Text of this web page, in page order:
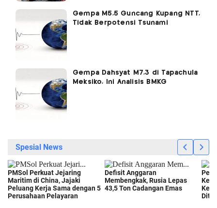
Gempa M5,5 Guncang Kupang NTT,
Tidak Berpotensi Tsunami
Gempa Dahsyat M7,3 di Tapachula
Meksiko, Ini Analisis BMKG